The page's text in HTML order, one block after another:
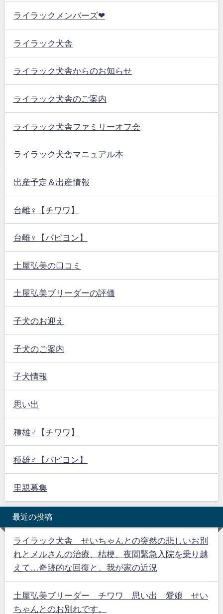
ライラックメンバーズ❤
ライラック犬舎
ライラック犬舎からのお知らせ
ライラック犬舎のご案内
ライラック犬舎ファミリーオフ会
ライラック犬舎マニュアル本
出産予定＆出産情報
台雌♀【チワワ】
台雌♀【パピヨン】
土屋弘美の口コミ
土屋弘美ブリーダーの評価
子犬のお迎え
子犬のご案内
子犬情報
思い出
種雄♂【チワワ】
種雄♂【パピヨン】
里親募集
最近の投稿
ライラック犬舎 せいちゃんとの突然の悲しいお別
れとメルさんの治療、桔梗、夜間緊急入院を乗り越
えて…奇跡的な回復と、我が家の近況
土屋弘美ブリーダー チワワ 思い出 愛娘 せい
ちゃんとのお別れです。